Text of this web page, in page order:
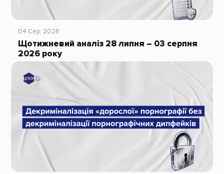
04 Сер, 2026
Щотижневий аналіз 28 липня – 03 серпня
2026 року